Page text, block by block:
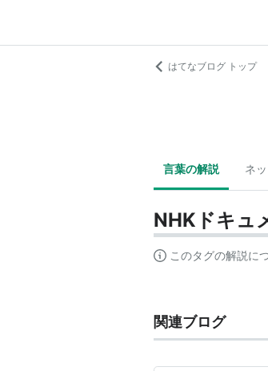
はてなブログ トップ
言葉の解説 ネ
NHKドキュ
このタグの解説に
関連ブログ